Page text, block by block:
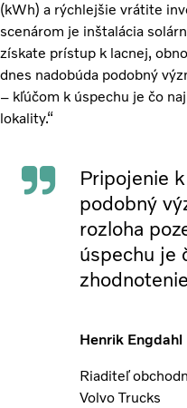
(kWh) a rýchlejšie vrátite
scenárom je inštalácia
získate prístup k lacnej,
dnes nadobúda podobný
– kľúčom k úspechu je čo
lokality.“
Pripojenie
podobný
rozloha
úspechu je
Henrik Engdahl
Riaditeľ
Volvo Trucks